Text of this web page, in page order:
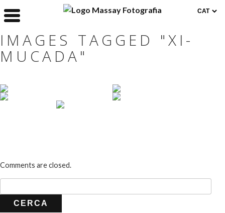
IMAGES TAGGED "XI-
MUCADA"
Comments are closed.